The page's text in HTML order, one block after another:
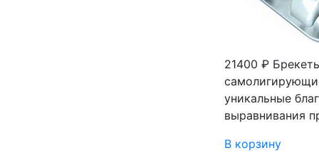
21400 ₽
уникальные
выравнивания
В корзину